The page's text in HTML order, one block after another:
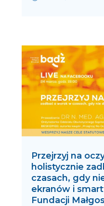
Przejrzyj na
holistycznie
czasach, gdy
ekranów i
Fundacji